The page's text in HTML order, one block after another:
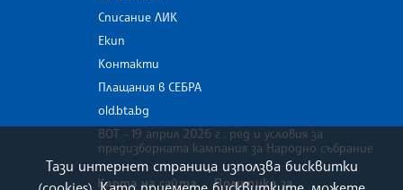
Списание ЛИК
Екип
Контакти
Плащания в СЕБРА
old.bta.bg
ВОТ - 19 април 2026 г . ред и условия за
предизборната кампания за Народно събрание
Карта на сайта Политика за
Тази интернет страница използва бисквитки